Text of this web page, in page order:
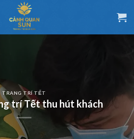
TRANG TRÍ TẾT
trí Tết thu hút khách